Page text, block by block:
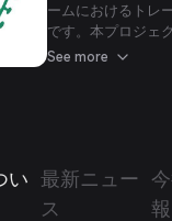
ームにおけるトレ
です。本プロジェ
り、総供給量は10
See more
い 最新ニュー
ス
報